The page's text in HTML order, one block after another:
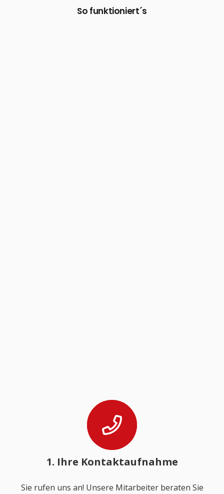
So funktioniert´s
1. Ihre Kontaktaufnahme
Sie rufen uns an! Unsere Mitarbeiter beraten Sie